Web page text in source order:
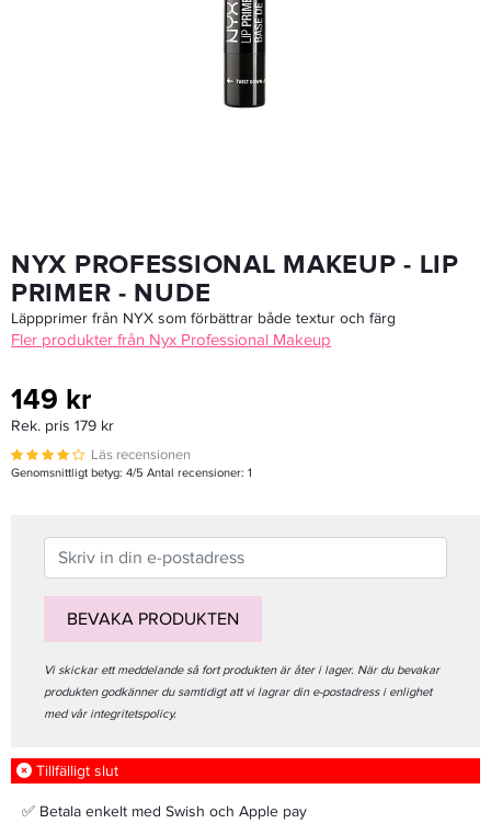
Matrix / Kerastase / Redken / L'ORÉAL - Pump 1000ml
NYX PROFESSIONAL MAKEUP - LIP
PRIMER - NUDE
Läppprimer från NYX som förbättrar både textur och färg
Fler produkter från Nyx Professional Makeup
149 kr
Rek. pris 179 kr
Läs recensionen
Genomsnittligt betyg: 4/5 Antal recensioner: 1
BEVAKA PRODUKTEN
Vi skickar ett meddelande så fort produkten är åter i lager. När du bevakar
produkten godkänner du samtidigt att vi lagrar din e-postadress i enlighet
med vår integritetspolicy.
Tillfälligt slut
✅ Betala enkelt med Swish och Apple pay